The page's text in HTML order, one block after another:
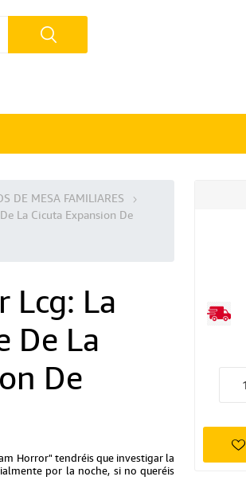
DE MESA FAMILIARES
La Cicuta Expansion De
Lcg: La
De La
De
Horror" tendréis que investigar la
por la noche, si no queréis